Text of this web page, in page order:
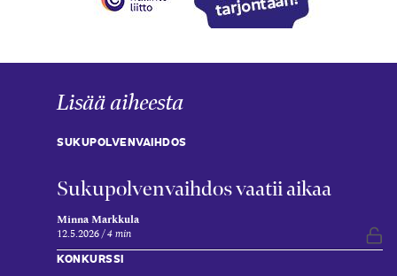
Lisää aiheesta
SUKUPOLVENVAIHDOS
Sukupolvenvaihdos vaatii aikaa
Minna Markkula
12.5.2026 4 min
KONKURSSI